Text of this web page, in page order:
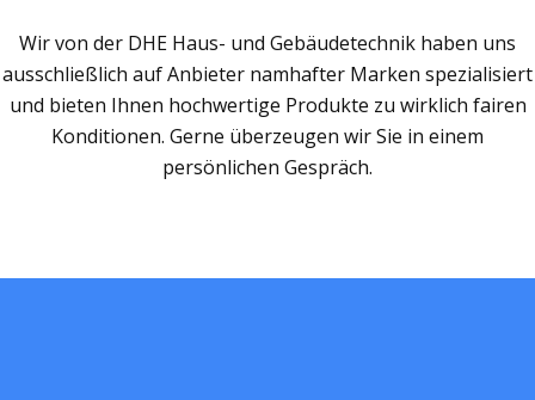
Wir von der DHE Haus- und Gebäudetechnik haben uns
ausschließlich auf Anbieter namhafter Marken spezialisiert
und bieten Ihnen hochwertige Produkte zu wirklich fairen
Konditionen. Gerne überzeugen wir Sie in einem
persönlichen Gespräch.